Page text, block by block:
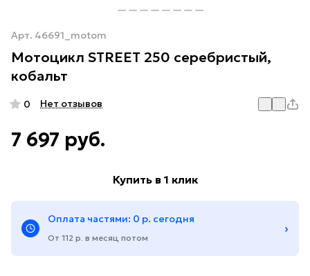
Арт. 46691_motom
Мотоцикл STREET 250 серебристый,
кобальт
0 Нет отзывов
7 697 руб.
Купить в 1 клик
Оплата частями: 0 р. сегодня
От 112 р. в месяц потом
›